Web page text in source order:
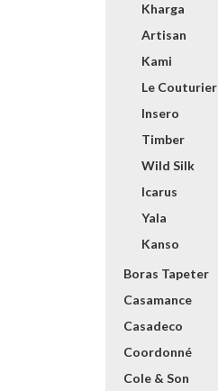
Kharga
Artisan
Kami
Le Couturier
Insero
Timber
Wild Silk
Icarus
Yala
Kanso
Boras Tapeter
Casamance
Casadeco
Coordonné
Cole & Son